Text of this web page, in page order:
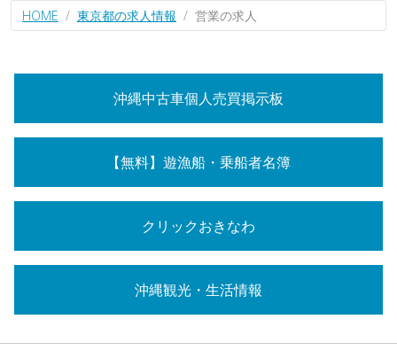
HOME 東京都の求人情報 営業の求人
沖縄中古車個人売買掲示板
【無料】遊漁船・乗船者名簿
クリックおきなわ
沖縄観光・生活情報